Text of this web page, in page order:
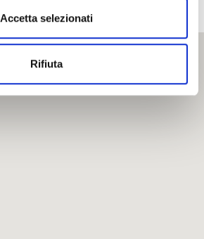
Accetta selezionati
Rifiuta